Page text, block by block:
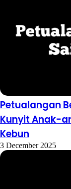
Petualangan
Kunyit Anak-
Kebun
3 December 2025